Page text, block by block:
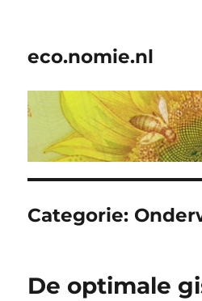
eco.nomie.nl
Categorie:
De optimale